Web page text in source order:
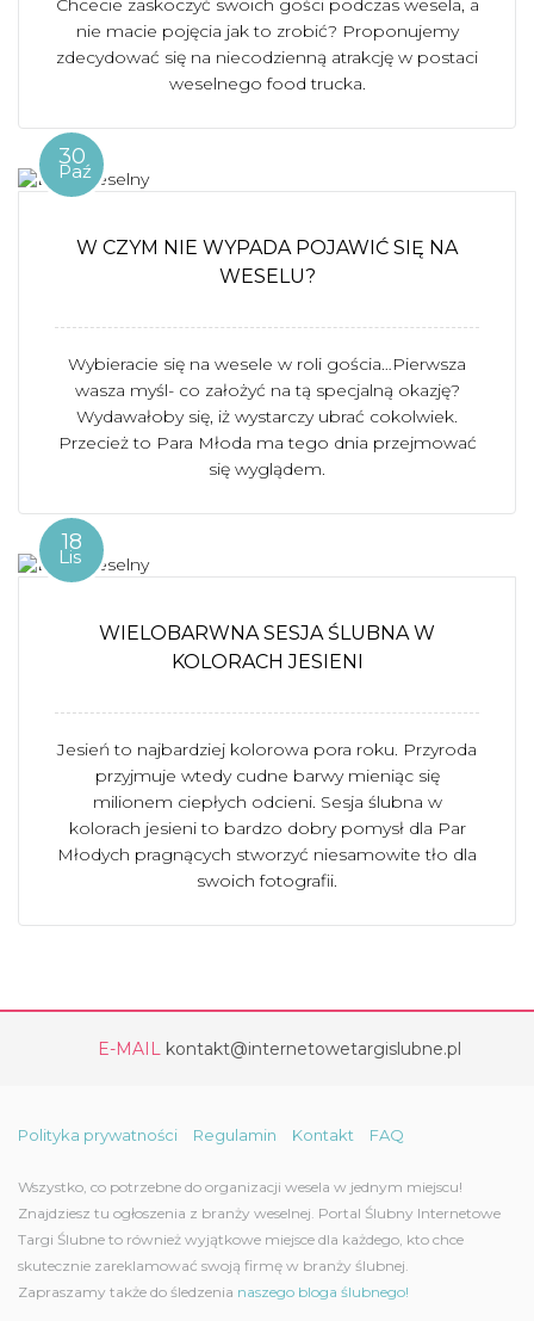
Chcecie zaskoczyć swoich gości podczas wesela, a
nie macie pojęcia jak to zrobić? Proponujemy
zdecydować się na niecodzienną atrakcję w postaci
weselnego food trucka.
30
Paź
W CZYM NIE WYPADA POJAWIĆ SIĘ NA
WESELU?
Wybieracie się na wesele w roli gościa…Pierwsza
wasza myśl- co założyć na tą specjalną okazję?
Wydawałoby się, iż wystarczy ubrać cokolwiek.
Przecież to Para Młoda ma tego dnia przejmować
się wyglądem.
18
Lis
WIELOBARWNA SESJA ŚLUBNA W
KOLORACH JESIENI
Jesień to najbardziej kolorowa pora roku. Przyroda
przyjmuje wtedy cudne barwy mieniąc się
milionem ciepłych odcieni. Sesja ślubna w
kolorach jesieni to bardzo dobry pomysł dla Par
Młodych pragnących stworzyć niesamowite tło dla
swoich fotografii.
E-MAIL kontakt@internetowetargislubne.pl
Polityka prywatności Regulamin Kontakt FAQ
Wszystko, co potrzebne do organizacji wesela w jednym miejscu!
Znajdziesz tu ogłoszenia z branży weselnej. Portal Ślubny Internetowe
Targi Ślubne to również wyjątkowe miejsce dla każdego, kto chce
skutecznie zareklamować swoją firmę w branży ślubnej.
Zapraszamy także do śledzenia naszego bloga ślubnego!